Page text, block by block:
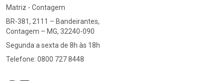
Matriz - Contagem
BR-381, 2111 – Bandeirantes,
Contagem – MG, 32240-090
Segunda a sexta de 8h às 18h
Telefone: 0800 727 8448